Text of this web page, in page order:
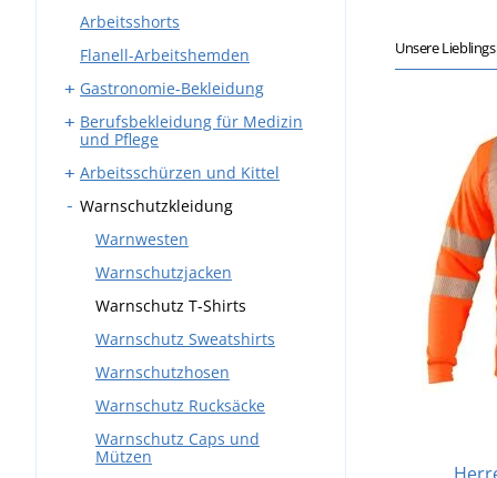
Overalls
Winter-Arbeitskleidung
Latzhosen
Westen mit Taschen
Winter-Arbeitswesten
Arbeitsshorts
Flanell-Arbeitshemden
Gastronomie-Bekleidung
Arbeitshosen
Schürzen
Mäntel
Hemden und Blusen
Kochjacken
Kochmützen
Krawatten
Berufsbekleidung für Medizin
und Pflege
Kasacks
Medizinische Kittel
Medizinische Hosen
Westen und Sweatshirts
Arbeitsschürzen und Kittel
Schmiedeschürzen
Schweißerschürzen
Warnschutzkleidung
Warnwesten
Warnschutzjacken
Warnschutz T-Shirts
Warnschutz Sweatshirts
Warnschutzhosen
Warnschutz Rucksäcke
Warnschutz Caps und
Mützen
Unsere